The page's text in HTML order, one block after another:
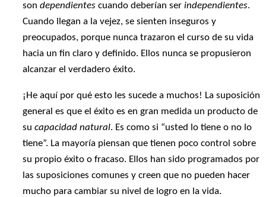
sondependientes cuando deberían serindependientes.
Cuando llegan a la vejez, se sienten inseguros y
preocupados, porque nunca trazaron el curso de su vida
hacia un fin claro y definido. Ellos nunca se propusieron
alcanzar el verdadero éxito.
¡He aquí por qué esto les sucede a muchos! La suposición
general es que el éxito es en gran medida un producto de
sucapacidad natural. Es como si “usted lo tiene o no lo
tiene”. La mayoría piensan que tienen poco control sobre
su propio éxito o fracaso. Ellos han sido programados por
las suposiciones comunes y creen que no pueden hacer
mucho para cambiar su nivel de logro en la vida.